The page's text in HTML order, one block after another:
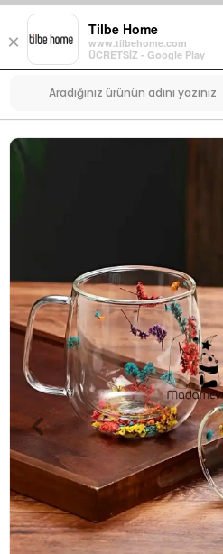
×
Tilbe Home
www.tilbehome.com
ÜCRETSİZ - Google Play
Menü